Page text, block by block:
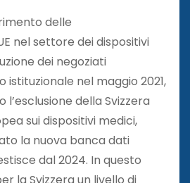
delle
nel settore dei dispositivi
dei negoziati
istituzionale nel maggio 2021,
della Svizzera
sui dispositivi medici,
la nuova banca dati
dal 2024. In questo
la Svizzera un livello di